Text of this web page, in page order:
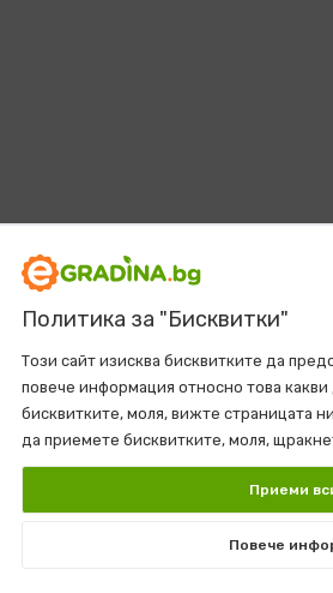
Политика за "Бисквитки"
Този сайт изисква бисквитките да
повече информация относно това какви
бисквитките, моля, вижте страницата
да приемете бисквитките, моля,
Приеми
Повече